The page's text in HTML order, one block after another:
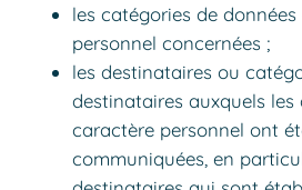
les catégories de
personnel concernées ;
les destinataires ou
destinataires auxquels les
caractère personnel ont
communiquées, en